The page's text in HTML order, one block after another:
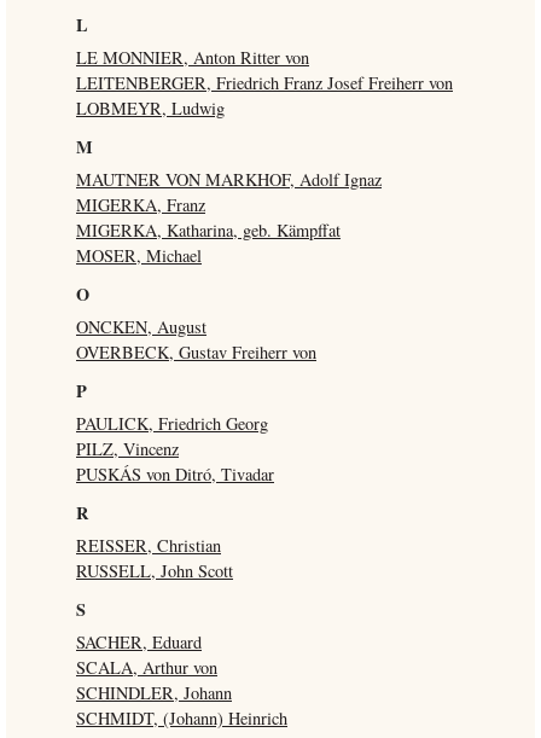
L
LE MONNIER, Anton Ritter von
LEITENBERGER, Friedrich Franz Josef Freiherr von
LOBMEYR, Ludwig
M
MAUTNER VON MARKHOF, Adolf Ignaz
MIGERKA, Franz
MIGERKA, Katharina, geb. Kämpffat
MOSER, Michael
O
ONCKEN, August
OVERBECK, Gustav Freiherr von
P
PAULICK, Friedrich Georg
PILZ, Vincenz
PUSKÁS von Ditró, Tivadar
R
REISSER, Christian
RUSSELL, John Scott
S
SACHER, Eduard
SCALA, Arthur von
SCHINDLER, Johann
SCHMIDT, (Johann) Heinrich